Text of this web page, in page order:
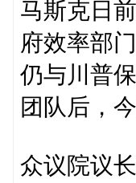
马斯克日
府效率部
仍与川普
团队后，
众议院议